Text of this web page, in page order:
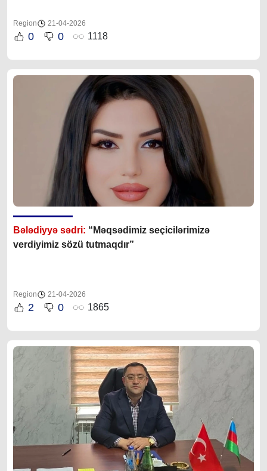
Region 21-04-2026
0 0 1118
Bələdiyyə sədri: “Məqsədimiz seçicilərimizə
verdiyimiz sözü tutmaqdır”
Region 21-04-2026
2 0 1865